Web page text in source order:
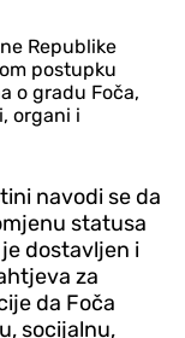
Republike
postupku
o gradu Foča,
organi i
navodi se da
statusa
dostavljen i
za
da Foča
socijalnu,